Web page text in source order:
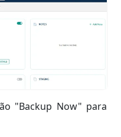
"Backup Now" para